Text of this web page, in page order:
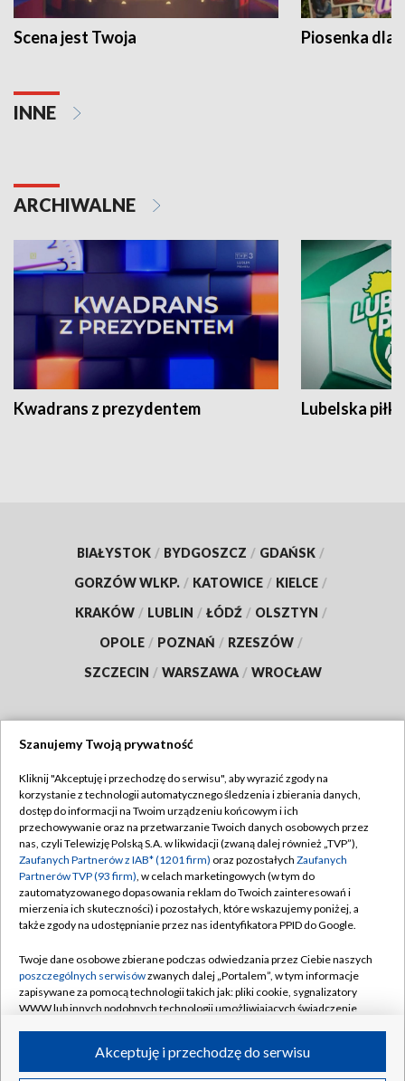
Scena jest Twoja Piosenka dla
INNE
ARCHIWALNE
Kwadrans z prezydentem Lubelska piłka
BIAŁYSTOK / BYDGOSZCZ / GDAŃSK /
GORZÓW WLKP. / KATOWICE / KIELCE /
KRAKÓW / LUBLIN / ŁÓDŹ / OLSZTYN /
OPOLE / POZNAŃ / RZESZÓW /
SZCZECIN / WARSZAWA / WROCŁAW
TVP
Abonament TVP
Emisja w TVP
Centrum informacji TVP
Naziemna Telewizja Cyfrowa
Rada Programowa
System NOS
Informacje o nadawcy
Program dla prasy
Regulamin TVP
Polityka prywatności
Moje zgody
Pomoc
Kontakt
Kanały
Szanujemy Twoją prywatność
Kliknij "Akceptuję i przechodzę do serwisu", aby wyrazić zgody na
korzystanie z technologii automatycznego śledzenia i zbierania danych,
dostęp do informacji na Twoim urządzeniu końcowym i ich
przechowywanie oraz na przetwarzanie Twoich danych osobowych przez
nas, czyli Telewizję Polską S.A. w likwidacji (zwaną dalej również „TVP”),
Zaufanych Partnerów z IAB* (1201 firm) oraz pozostałych Zaufanych
Partnerów TVP (93 firm), w celach marketingowych (w tym do
zautomatyzowanego dopasowania reklam do Twoich zainteresowań i
mierzenia ich skuteczności) i pozostałych, które wskazujemy poniżej, a
także zgody na udostępnianie przez nas identyfikatora PPID do Google.
Twoje dane osobowe zbierane podczas odwiedzania przez Ciebie naszych
poszczególnych serwisówzwanych dalej „Portalem”, w tym informacje
zapisywane za pomocą technologii takich jak: pliki cookie, sygnalizatory
WWW lub innych podobnych technologii umożliwiających świadczenie
ruchu w Internecie.Akceptuję i przechodzę do serwisu